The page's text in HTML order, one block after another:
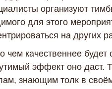
организуют
для этого
на других
чем качественнее
эффект оно даст.
знающим толк в